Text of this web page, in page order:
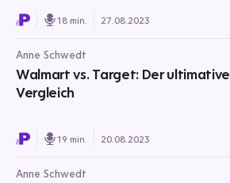
18 min. 27.08.2023
Anne Schwedt
Walmart vs. Target: Der ultimative
Vergleich
19 min. 20.08.2023
Anne Schwedt